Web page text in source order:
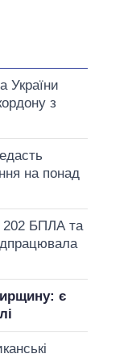
України
з
на понад
202 БПЛА та
є